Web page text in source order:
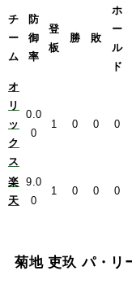
チ
ー
ム
防
御
率
登
板
勝 敗
ホ
ー
ル
ド
オ
リ
ッ
ク
ス
0.0
0
1 0 0 0
楽
天
9.0
0
1 0 0 0
菊地 吏玖 パ・リ